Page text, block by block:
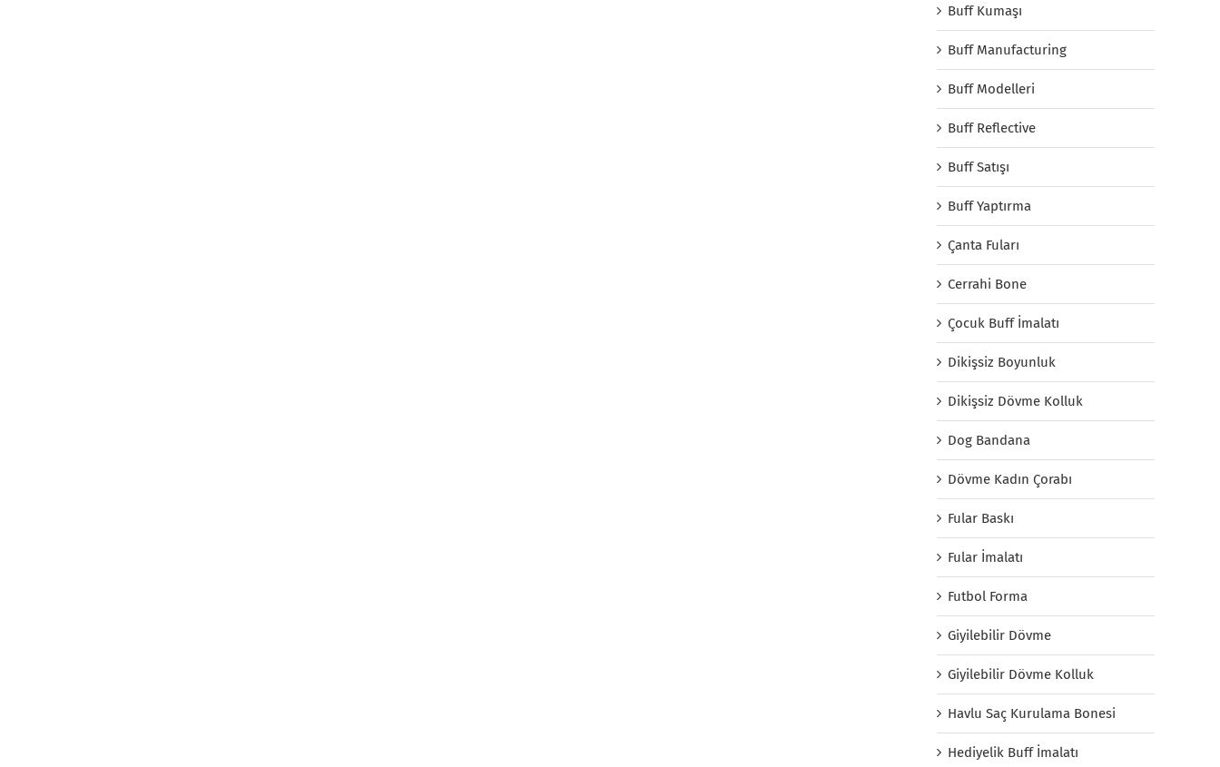
Buff Kumaşı
Buff Manufacturing
Buff Modelleri
Buff Reflective
Buff Satışı
Buff Yaptırma
Çanta Fuları
Cerrahi Bone
Çocuk Buff İmalatı
Dikişsiz Boyunluk
Dikişsiz Dövme Kolluk
Dog Bandana
Dövme Kadın Çorabı
Fular Baskı
Fular İmalatı
Futbol Forma
Giyilebilir Dövme
Giyilebilir Dövme Kolluk
Havlu Saç Kurulama Bonesi
Hediyelik Buff İmalatı